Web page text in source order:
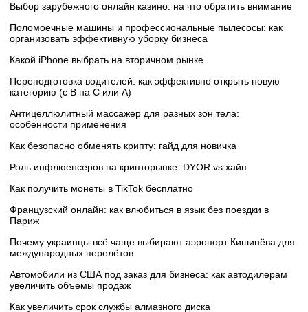
Выбор зарубежного онлайн казино: на что обратить внимание
Поломоечные машины и профессиональные пылесосы: как
организовать эффективную уборку бизнеса
Какой iPhone выбрать на вторичном рынке
Переподготовка водителей: как эффективно открыть новую
категорию (с B на C или А)
Антицеллюлитный массажер для разных зон тела:
особенности применения
Как безопасно обменять крипту: гайд для новичка
Роль инфлюенсеров на крипторынке: DYOR vs хайп
Как получить монеты в TikTok бесплатно
Французский онлайн: как влюбиться в язык без поездки в
Париж
Почему украинцы всё чаще выбирают аэропорт Кишинёва для
международных перелётов
Автомобили из США под заказ для бизнеса: как автодилерам
увеличить объемы продаж
Как увеличить срок службы алмазного диска